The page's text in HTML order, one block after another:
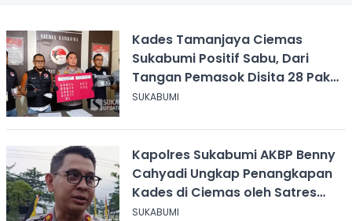
Kades Tamanjaya Ciemas
Sukabumi Positif Sabu, Dari
Tangan Pemasok Disita 28 Paket
Narkoba
SUKABUMI
Kapolres Sukabumi AKBP Benny
Cahyadi Ungkap Penangkapan
Kades di Ciemas oleh Satres
Narkoba
SUKABUMI